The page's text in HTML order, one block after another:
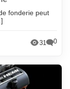
fonderie peut
31 0